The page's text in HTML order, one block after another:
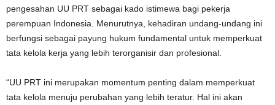
pengesahan UU PRT sebagai kado istimewa bagi pekerja
perempuan Indonesia. Menurutnya, kehadiran undang-undang ini
berfungsi sebagai payung hukum fundamental untuk memperkuat
tata kelola kerja yang lebih terorganisir dan profesional.
“UU PRT ini merupakan momentum penting dalam memperkuat
tata kelola menuju perubahan yang lebih teratur. Hal ini akan